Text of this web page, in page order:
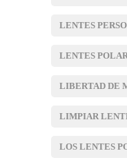
LENTES
LENTES
LIBERTAD DE
LIMPIAR
LOS LENTES